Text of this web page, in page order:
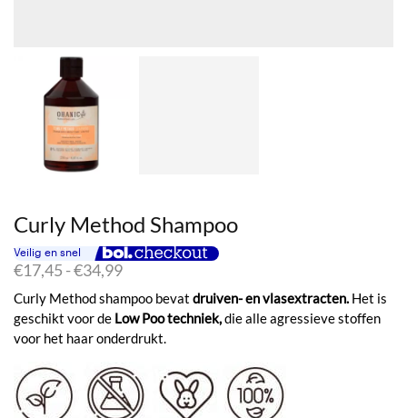
Curly Method Shampoo
€17,45 -€34,99Prijsklasse:
tot
€34,99
Curly Method shampoo bevat druiven- en vlasextracten. Het is
geschikt voor de Low Poo techniek,die alle agressieve stoffen
voor het haar onderdrukt.